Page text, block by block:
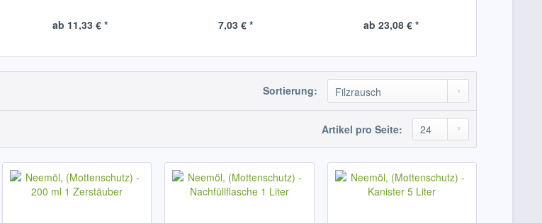
ab 11,33 € * 7,03 € * ab 23,08 € *
Sortierung:
Artikel pro Seite: